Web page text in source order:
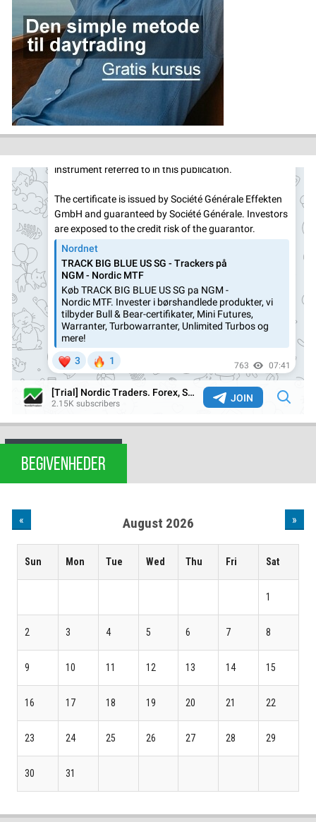
BEGIVENHEDER
« August 2026 »
Sun Mon Tue Wed Thu Fri Sat
1
2 3 4 5 6 7 8
9 10 11 12 13 14 15
16 17 18 19 20 21 22
23 24 25 26 27 28 29
30 31